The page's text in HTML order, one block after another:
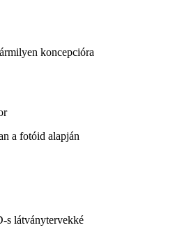
koncepcióra
a fotóid alapján
s látványtervekké